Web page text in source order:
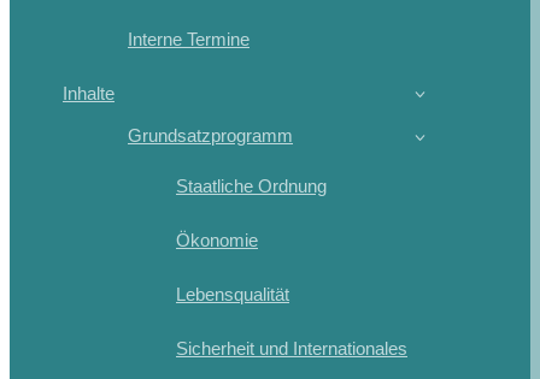
Interne Termine
Inhalte
Grundsatzprogramm
Staatliche Ordnung
Ökonomie
Lebensqualität
Sicherheit und Internationales